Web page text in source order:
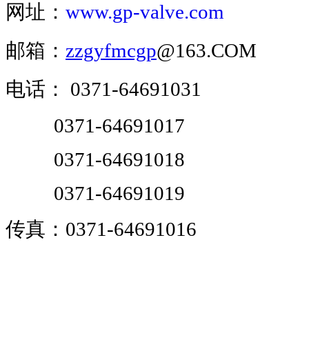
网址： www.gp-valve.com
邮箱： zzgyfmcgp@163.COM
电话：
0371-64691031
0371-64691017
0371-64691018
0371-64691019
传真：0371-64691016